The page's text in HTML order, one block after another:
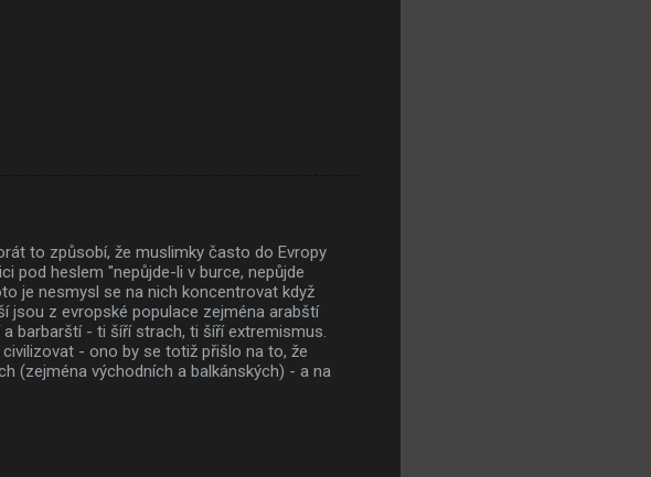
to způsobí, že muslimky často do Evropy
pod heslem "nepůjde-li v burce, nepůjde
je nesmysl se na nich koncentrovat když
jsou z evropské populace zejména arabští
barbarští - ti šíří strach, ti šíří extremismus.
- ono by se totiž přišlo na to, že
(zejména východních a balkánských) - a na